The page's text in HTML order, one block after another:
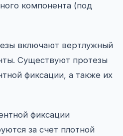
компонента (под
включают вертлужный
Существуют протезы
фиксации, а также их
фиксации
за счет плотной